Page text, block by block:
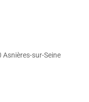
Asnières-sur-Seine